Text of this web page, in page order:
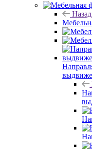
Назад